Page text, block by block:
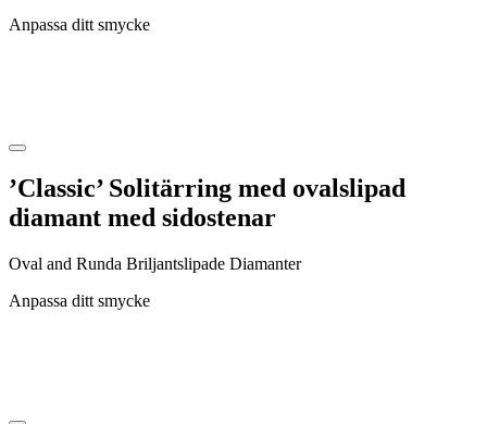
Anpassa ditt smycke
’Classic’ Solitärring med ovalslipad
diamant med sidostenar
Oval and Runda Briljantslipade Diamanter
Anpassa ditt smycke